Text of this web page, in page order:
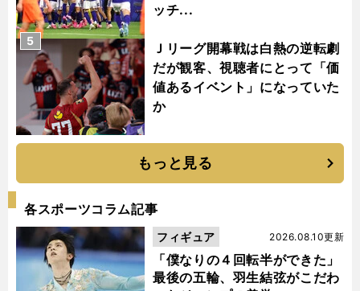
ッチ...
Ｊリーグ開幕戦は白熱の逆転劇
だが観客、視聴者にとって「価
値あるイベント」になっていた
か
5
もっと見る
各スポーツコラム記事
「僕なりの４回転半ができた」
最後の五輪、羽生結弦がこだわ
2026.08.10更新
フィギュア